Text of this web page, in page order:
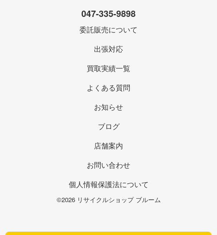
047-335-9898
委託販売について
出張対応
買取実績一覧
よくある質問
お知らせ
ブログ
店舗案内
お問い合わせ
個人情報保護法について
©2026 リサイクルショップ ブルーム